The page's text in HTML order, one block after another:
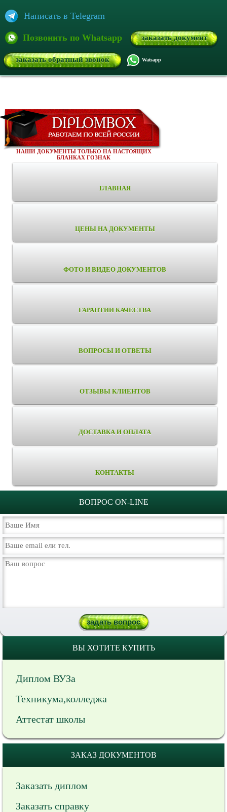
Написать в Telegram
Позвонить по Whatsapp заказать документ
заказать обратный звонок Watsapp
НАШИ ДОКУМЕНТЫ ТОЛЬКО НА НАСТОЯЩИХ
БЛАНКАХ ГОЗНАК
ГЛАВНАЯ
ЦЕНЫ НА ДОКУМЕНТЫ
ФОТО И ВИДЕО ДОКУМЕНТОВ
ГАРАНТИИ КАЧЕСТВА
ВОПРОСЫ И ОТВЕТЫ
ОТЗЫВЫ КЛИЕНТОВ
ДОСТАВКА И ОПЛАТА
КОНТАКТЫ
ВОПРОС ON-LINE
ВЫ ХОТИТЕ КУПИТЬ
Диплом ВУЗа
Техникума,колледжа
Аттестат школы
ЗАКАЗ ДОКУМЕНТОВ
Заказать диплом
Заказать справку